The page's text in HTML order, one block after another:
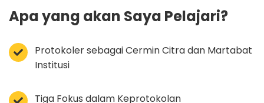
Apa yang akan Saya Pelajari?
Protokoler sebagai Cermin Citra dan Martabat
Institusi
Tiga Fokus dalam Keprotokolan